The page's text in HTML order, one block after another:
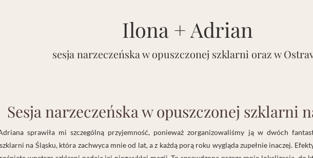
Ilona + Adrian
sesja narzeczeńska w opuszczonej szklarni oraz w
Sesja narzeczeńska w opuszczonej szklarni
sprawiła mi szczególną przyjemność, ponieważ zorganizowaliśmy ją w dwóch
na Śląsku, która zachwyca mnie od lat, a z każdą porą roku wygląda zupełnie inaczej.